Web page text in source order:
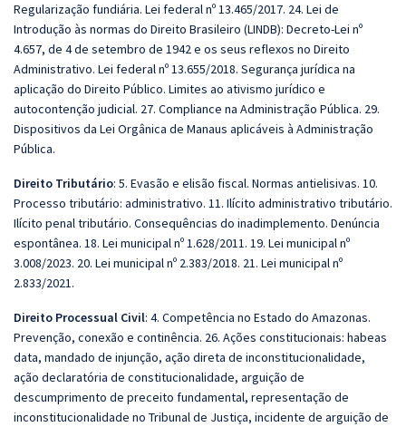
Regularização fundiária. Lei federal nº 13.465/2017. 24. Lei de
Introdução às normas do Direito Brasileiro (LINDB): Decreto-Lei nº
4.657, de 4 de setembro de 1942 e os seus reflexos no Direito
Administrativo. Lei federal nº 13.655/2018. Segurança jurídica na
aplicação do Direito Público. Limites ao ativismo jurídico e
autocontenção judicial. 27. Compliance na Administração Pública. 29.
Dispositivos da Lei Orgânica de Manaus aplicáveis à Administração
Pública.
Direito Tributário: 5. Evasão e elisão fiscal. Normas antielisivas. 10.
Processo tributário: administrativo. 11. Ilícito administrativo tributário.
Ilícito penal tributário. Consequências do inadimplemento. Denúncia
espontânea. 18. Lei municipal nº 1.628/2011. 19. Lei municipal nº
3.008/2023. 20. Lei municipal nº 2.383/2018. 21. Lei municipal nº
2.833/2021.
Direito Processual Civil: 4. Competência no Estado do Amazonas.
Prevenção, conexão e continência. 26. Ações constitucionais: habeas
data, mandado de injunção, ação direta de inconstitucionalidade,
ação declaratória de constitucionalidade, arguição de
descumprimento de preceito fundamental, representação de
inconstitucionalidade no Tribunal de Justiça, incidente de arguição de